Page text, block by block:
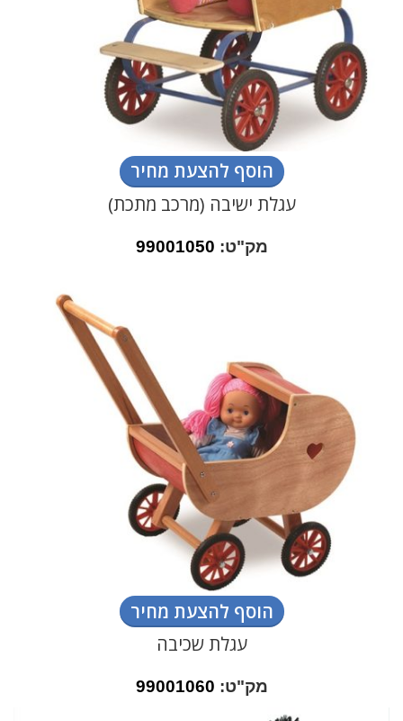
הוסף להצעת מחיר
עגלת ישיבה (מרכב מתכת)
מק"ט: 99001050
הוסף להצעת מחיר
עגלת שכיבה
מק"ט: 99001060